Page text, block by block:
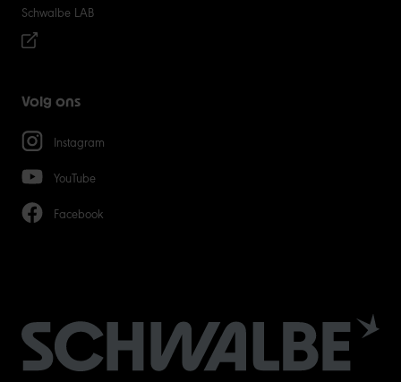
Schwalbe LAB
Volg ons
Instagram
YouTube
Facebook